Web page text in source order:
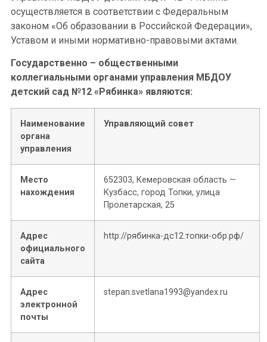
осуществляется в соответствии с Федеральным
законом «Об образовании в Российской Федерации»,
Уставом и иными нормативно-правовыми актами.
Государственно – общественными
коллегиальными органами управления МБДОУ
детский сад №12 «Рябинка» являются:
Наименование
органа
управления
Управляющий совет
Место
нахождения
652303, Кемеровская область —
Кузбасс, город Топки, улица
Пролетарская, 25
Адрес
официального
сайта
http://рябинка-дс12.топки-обр.рф/
Адрес
электронной
почты
stepan.svetlana1993@yandex.ru